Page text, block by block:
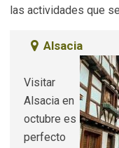
las actividades que
Alsacia
Visitar
Alsacia en
octubre es
perfecto